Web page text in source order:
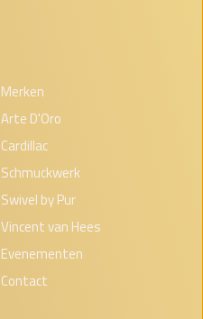
Merken
Arte D'Oro
Cardillac
Schmuckwerk
Swivel by Pur
Vincent van Hees
Evenementen
Contact